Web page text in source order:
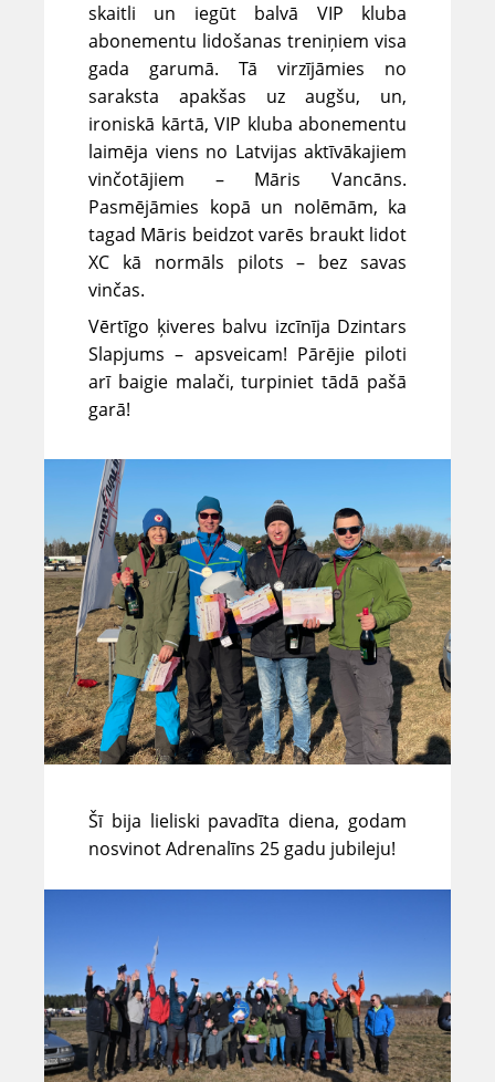
skaitli un iegūt balvā VIP kluba
abonementu lidošanas treniņiem visa
gada garumā. Tā virzījāmies no
saraksta apakšas uz augšu, un,
ironiskā kārtā, VIP kluba abonementu
laimēja viens no Latvijas aktīvākajiem
vinčotājiem – Māris Vancāns.
Pasmējāmies kopā un nolēmām, ka
tagad Māris beidzot varēs braukt lidot
XC kā normāls pilots – bez savas
vinčas.
Vērtīgo ķiveres balvu izcīnīja Dzintars
Slapjums – apsveicam! Pārējie piloti
arī baigie malači, turpiniet tādā pašā
garā!
Šī bija lieliski pavadīta diena, godam
nosvinot Adrenalīns 25 gadu jubileju!